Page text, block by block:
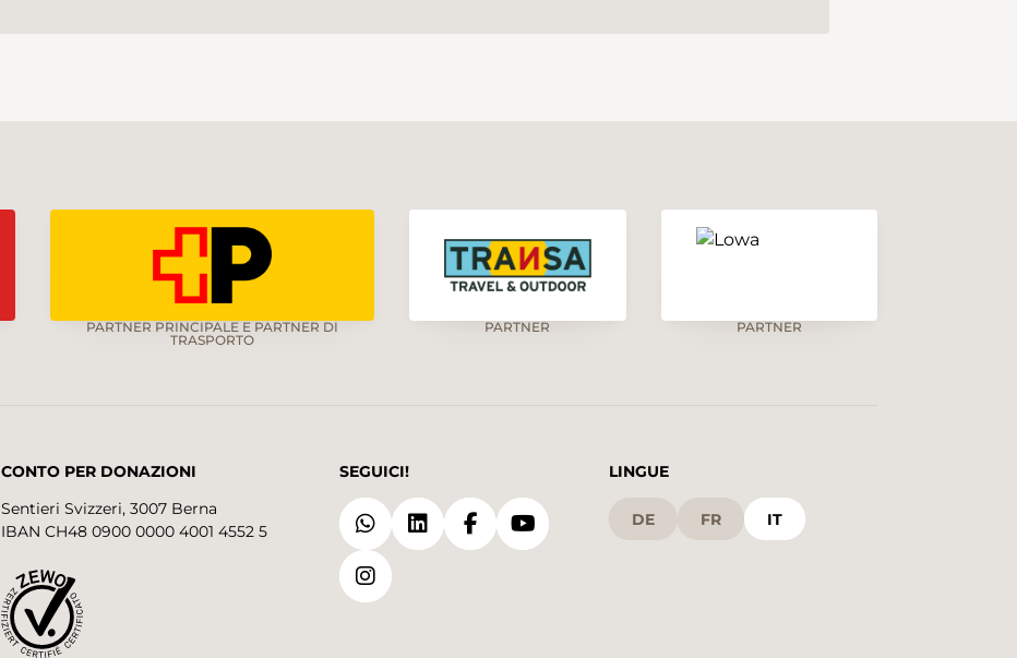
PARTNER PRINCIPALE E PARTNER DI
TRASPORTO
PARTNER PARTNER
CONTO PER DONAZIONI
Sentieri Svizzeri, 3007 Berna
IBAN CH48 0900 0000 4001 4552 5
SEGUICI! LINGUE
DE FR IT